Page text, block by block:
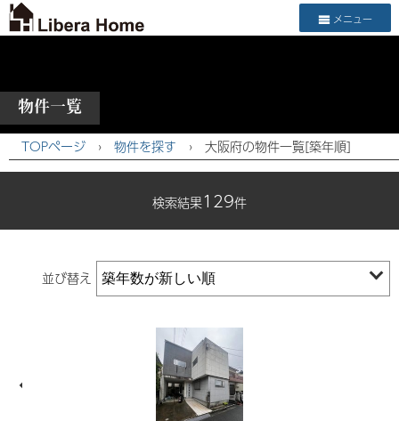
メニュー
物件一覧
TOPページ › 物件を探す › 大阪府の物件一覧[築年順]
検索結果129件
並び替え